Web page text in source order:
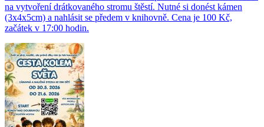
na vytvoření drátkovaného stromu štěstí. Nutné si donést kámen
(3x4x5cm) a nahlásit se předem v knihovně. Cena je 100 Kč,
začátek v 17:00 hodin.